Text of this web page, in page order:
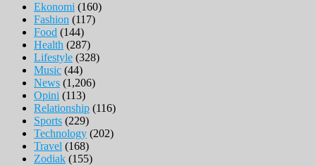
Ekonomi (160)
Fashion (117)
Food (144)
Health (287)
Lifestyle (328)
Music (44)
News (1,206)
Opini (113)
Relationship (116)
Sports (229)
Technology (202)
Travel (168)
Zodiak (155)